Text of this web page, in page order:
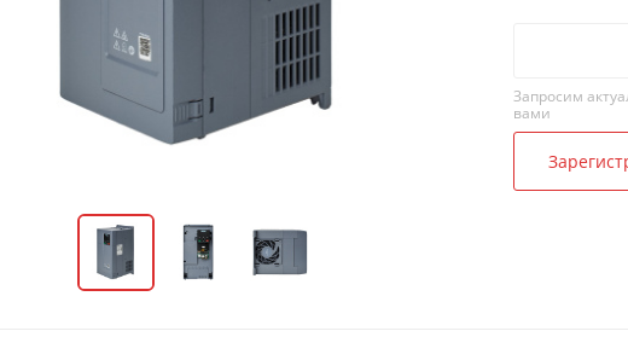
Запросим
вами